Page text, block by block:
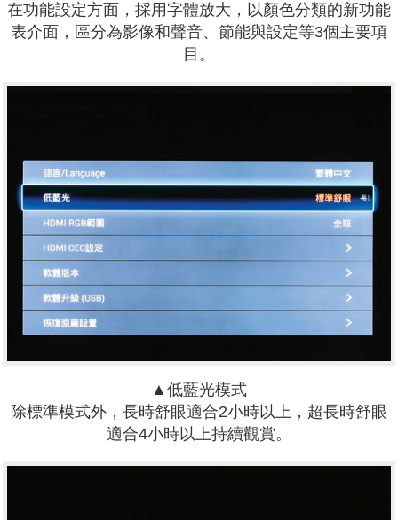
在功能設定方面，採用字體放大，以顏色分類的新功能
表介面，區分為影像和聲音、節能與設定等3個主要項
目。
▲低藍光模式
除標準模式外，長時舒眼適合2小時以上，超長時舒眼
適合4小時以上持續觀賞。